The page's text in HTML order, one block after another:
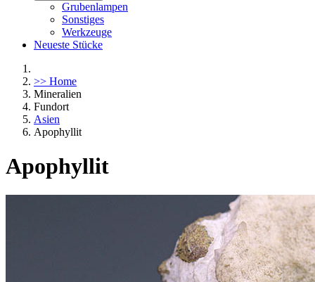
Grubenlampen
Sonstiges
Werkzeuge
Neueste Stücke
>> Home
Mineralien
Fundort
Asien
Apophyllit
Apophyllit